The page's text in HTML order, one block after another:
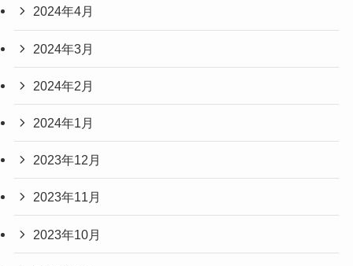
2024年4月
2024年3月
2024年2月
2024年1月
2023年12月
2023年11月
2023年10月